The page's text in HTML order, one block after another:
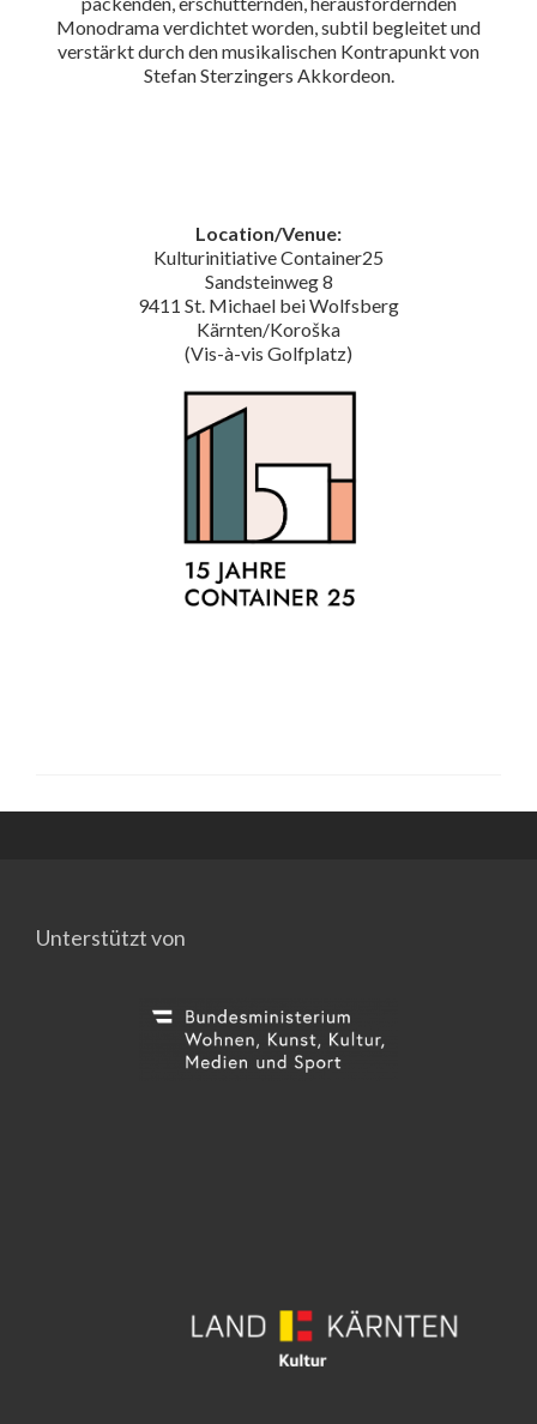
Monodrama verdichtet worden, subtil begleitet und
verstärkt durch den musikalischen Kontrapunkt von
Stefan Sterzingers Akkordeon.
Location/Venue:
Kulturinitiative Container25
Sandsteinweg 8
9411 St. Michael bei Wolfsberg
Kärnten/Koroška
(Vis-à-vis Golfplatz)
Unterstützt von